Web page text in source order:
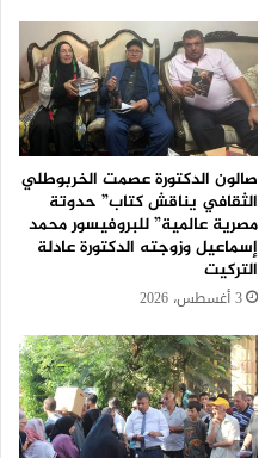
صالون الدكتورة عصمت الخربوطلي
الثقافي يناقش كتاب” حدوتة
مصرية عالمية” للبروفيسور محمد
إسماعيل وزوجته الدكتورة عادلة
التركيت
3 أغسطس، 2026